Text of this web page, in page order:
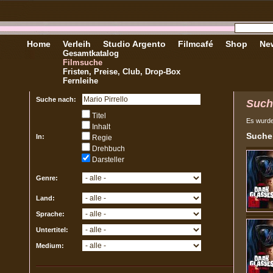
Home Verleih
Gesamtkatalog
Filmsuche
Fristen, Preise, Club, Drop-Box
Fernleihe
Studio Argento Filmcafé Shop
Suche nach:
In:
Titel
Inhalt
Regie
Drehbuch
Darsteller
Genre:
Land:
Sprache:
Untertitel:
Medium:
Es